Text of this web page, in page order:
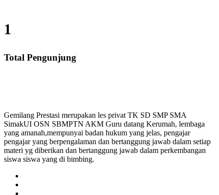
1
Total Pengunjung
Gemilang Prestasi merupakan les privat TK SD SMP SMA
SimakUI OSN SBMPTN AKM Guru datang Kerumah, lembaga
yang amanah,mempunyai badan hukum yang jelas, pengajar
pengajar yang berpengalaman dan bertanggung jawab dalam setiap
materi yg diberikan dan bertanggung jawab dalam perkembangan
siswa siswa yang di bimbing.